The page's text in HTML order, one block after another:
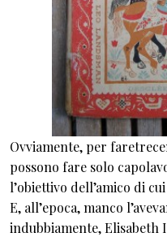
Ovviamente, per
possono fare solo
l’obiettivo dell’amico di
E, all’epoca, manco
indubbiamente, Elisabeth